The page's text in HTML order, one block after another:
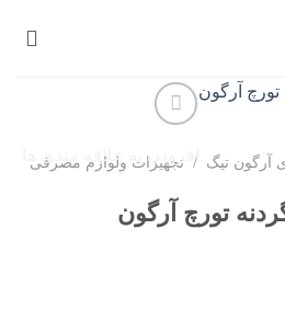
افزودن به علاقه مندی ها آرگون تیگ / تجهیزات ولوازم مصرفی
تورچ آرگون